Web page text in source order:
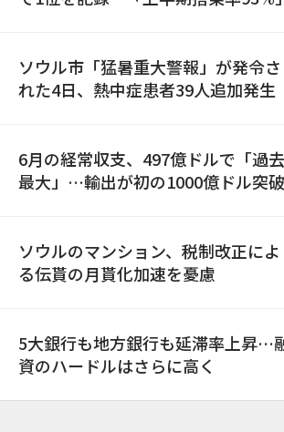
ソウル市「猛暑重大警報」が発令さ
れた4日、熱中症患者39人追加発生
6月の経常収支、497億ドルで「過去
最大」…輸出が初の1000億ドル突破
ソウルのマンション、税制改正によ
る伝貰の月貰化加速を憂慮
5大銀行も地方銀行も延滞率上昇…
資のハードルはさらに高く